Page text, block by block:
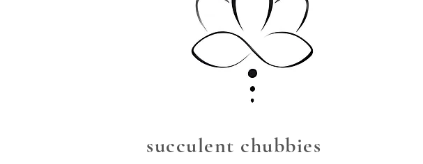
succulent chubbies